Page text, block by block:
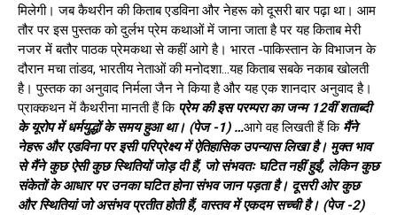
मिलेगी। जब कैथरीन की किताब एडविना और नेहरू को दूसरी बार पढ़ा था। आम
तौर पर इस पुस्तक को दुर्लभ प्रेम कथाओं में जाना जाता है पर यह किताब मेरी
नजर में बतौर पाठक प्रेमकथा से कहीं आगे है। भारत -पाकिस्तान के विभाजन के
दौरान मचा तांडव, भारतीय नेताओं की मनोदशा…यह किताब सबके नकाब खोलती
है। पुस्तक का अनुवाद निर्मला जैन ने किया है और यह एक शानदार अनुवाद है।
प्राक्कथन में कैथरीना मानती हैं कि प्रेम की इस परम्परा का जन्म 12वीं शताब्दी
के यूरोप में धर्मयुद्धों के समय हुआ था। (पेज -1) …आगे वह लिखती हैं कि मैंने
नेहरू और एडविना पर इसी परिप्रेक्ष्य में ऐतिहासिक उपन्यास लिखा है। मुक्त भाव
से मैंने कुछ ऐसी कुछ स्थितियों जोड़ दी हैं, जो संभवतः घटित नहीं हुईं, लेकिन कुछ
संकेतों के आधार पर उनका घटित होना संभव जान पड़ता है। दूसरी ओर कुछ
और स्थितियां जो असंभव प्रतीत होती हैं, वास्तव में एकदम सच्ची है। (पेज -2)